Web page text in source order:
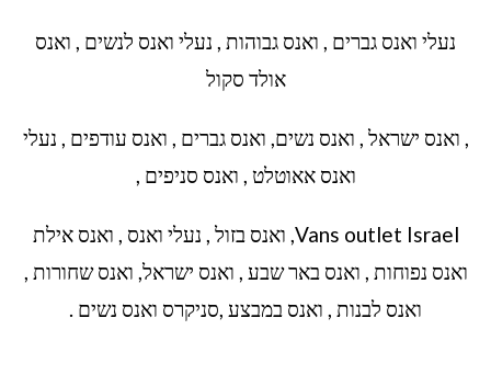
נעלי ואנס גברים , ואנס גבוהות , נעלי ואנס לנשים , ואנס
אולד סקול
, ואנס ישראל , ואנס נשים, ואנס גברים , ואנס עודפים , נעלי
ואנס אאוטלט , ואנס סניפים ,
Vans outlet Israel, ואנס בזול , נעלי ואנס , ואנס אילת
ואנס נפוחות , ואנס באר שבע , ואנס ישראל, ואנס שחורות ,
ואנס לבנות , ואנס במבצע ,סניקרס ואנס נשים .